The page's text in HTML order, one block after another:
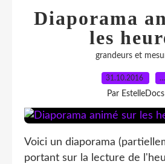
Diaporama
les
grandeurs et
31.10.2016 …
Par EstelleDocs
Voici un diaporama
portant sur la lecture de